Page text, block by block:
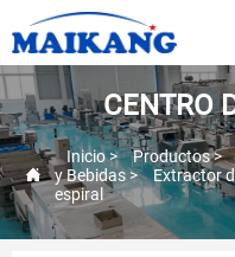
CENTRO

Inicio> Productos>
y Bebidas>
Extractor
espiral